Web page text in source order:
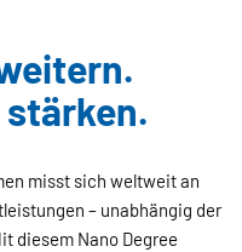
misst sich weltweit an
– unabhängig der
diesem Nano Degree